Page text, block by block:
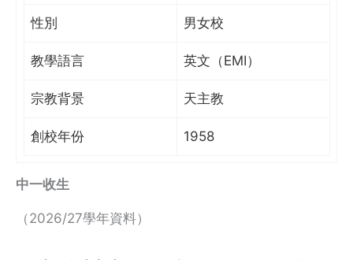
性別 男女校
教學語言 英文（EMI）
宗教背景 天主教
創校年份 1958
中一收生
（2026/27學年資料）